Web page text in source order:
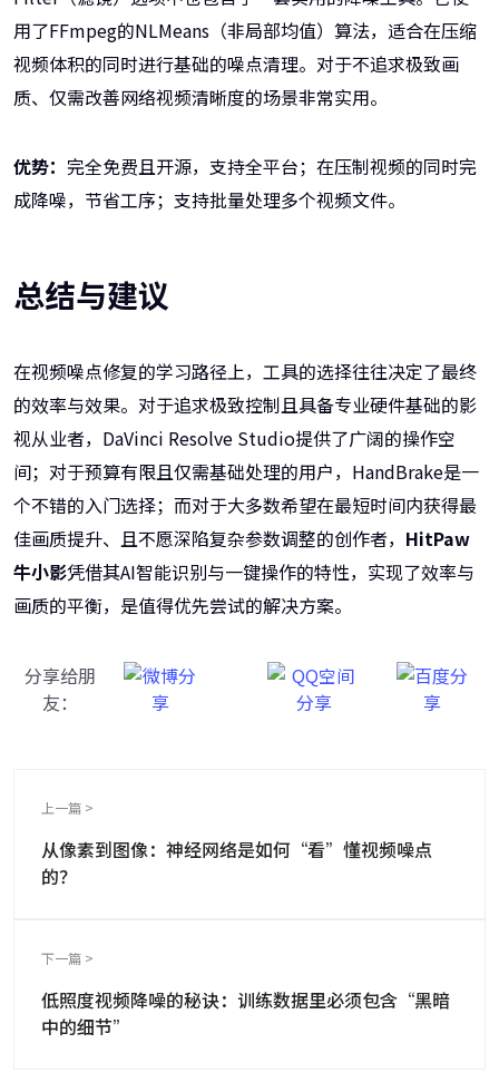
用了FFmpeg的NLMeans（非局部均值）算法，适合在压缩
视频体积的同时进行基础的噪点清理。对于不追求极致画
质、仅需改善网络视频清晰度的场景非常实用。
优势： 完全免费且开源，支持全平台；在压制视频的同时完
成降噪，节省工序；支持批量处理多个视频文件。
总结与建议
在视频噪点修复的学习路径上，工具的选择往往决定了最终
的效率与效果。对于追求极致控制且具备专业硬件基础的影
视从业者，DaVinci Resolve Studio提供了广阔的操作空
间；对于预算有限且仅需基础处理的用户，HandBrake是一
个不错的入门选择；而对于大多数希望在最短时间内获得最
佳画质提升、且不愿深陷复杂参数调整的创作者， HitPaw
牛小影凭借其AI智能识别与一键操作的特性，实现了效率与
画质的平衡，是值得优先尝试的解决方案。
分享给朋
友：
上一篇 >
从像素到图像：神经网络是如何“看”懂视频噪点
的？
下一篇 >
低照度视频降噪的秘诀：训练数据里必须包含“黑暗
中的细节”